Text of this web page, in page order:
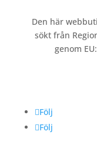
Den här
sökt från
genom
Följ
Följ